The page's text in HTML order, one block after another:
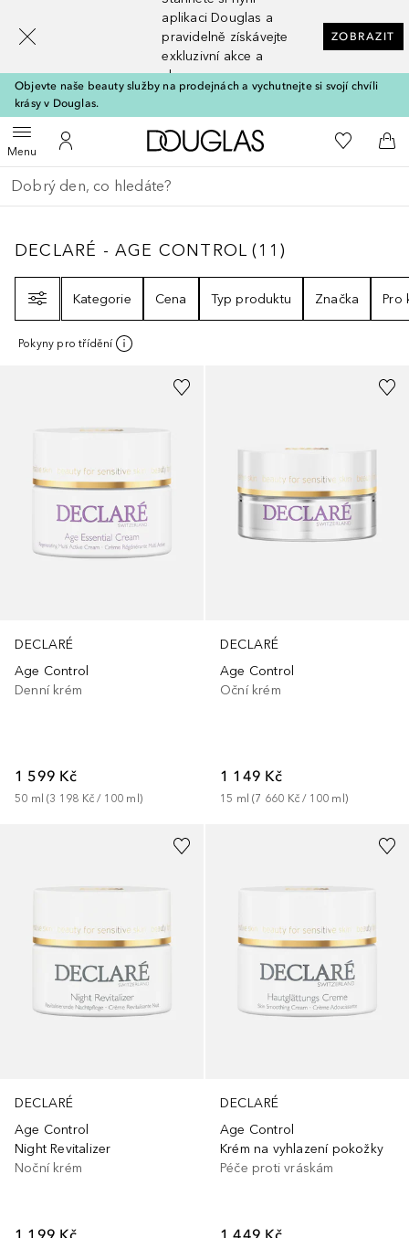
aplikaci Douglas a
pravidelně získávejte
exkluzivní akce a
slevy
ZOBRAZIT
Objevte naše beauty služby na prodejnách a vychutnejte si svojí chvíli
krásy v Douglas.
MenuOtevřít menuK mému účtu
Domů K mému
Do
Vraťte se
Proveďte vyhledávání
DECLARÉ - AGE CONTROL 11
DECLARÉ - AGE CONTROL (11 )
Kategorie
Cena Typ produktu Značka Pro
Pokyny pro třídění
DECLARÉ
Age Control
Denní krém
1 599 Kč
50 ml (3 198 Kč / 100 ml )
DECLARÉ
Age Control
Oční krém
1 149 Kč
15 ml (7 660 Kč / 100 ml )
DECLARÉ
Age Control
Night Revitalizer
Noční krém
DECLARÉ
Age Control
Krém na vyhlazení pokožky
Péče proti vráskám
[navigation.slideout.screenreader]